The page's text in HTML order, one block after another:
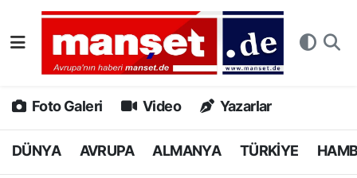
Foto Galeri Video Yazarlar
DÜNYA AVRUPA ALMANYA TÜRKİYE
DÜNYA
AVRUPA
ALMANYA
Nöbetçi Eczaneler
Hava Durumu
Namaz Vakitleri